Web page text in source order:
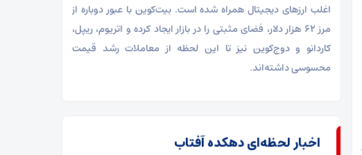
اغلب ارزهای دیجیتال همراه شده است. بیت‌کوین با عبور دوباره از
مرز ۶۲ هزار دلار، فضای مثبتی را در بازار ایجاد کرده و اتریوم، ریپل،
کاردانو و دوج‌کوین نیز تا این لحظه از معاملات رشد قیمت
محسوسی داشته‌اند.
اخبار لحظه‌ای دهکده آفتاب